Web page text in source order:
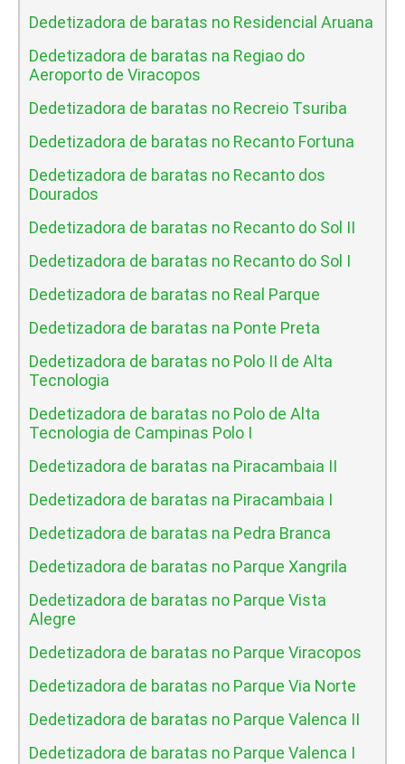
Dedetizadora de baratas no Residencial Aruana
Dedetizadora de baratas na Regiao do
Aeroporto de Viracopos
Dedetizadora de baratas no Recreio Tsuriba
Dedetizadora de baratas no Recanto Fortuna
Dedetizadora de baratas no Recanto dos
Dourados
Dedetizadora de baratas no Recanto do Sol II
Dedetizadora de baratas no Recanto do Sol I
Dedetizadora de baratas no Real Parque
Dedetizadora de baratas na Ponte Preta
Dedetizadora de baratas no Polo II de Alta
Tecnologia
Dedetizadora de baratas no Polo de Alta
Tecnologia de Campinas Polo I
Dedetizadora de baratas na Piracambaia II
Dedetizadora de baratas na Piracambaia I
Dedetizadora de baratas na Pedra Branca
Dedetizadora de baratas no Parque Xangrila
Dedetizadora de baratas no Parque Vista
Alegre
Dedetizadora de baratas no Parque Viracopos
Dedetizadora de baratas no Parque Via Norte
Dedetizadora de baratas no Parque Valenca II
Dedetizadora de baratas no Parque Valenca I